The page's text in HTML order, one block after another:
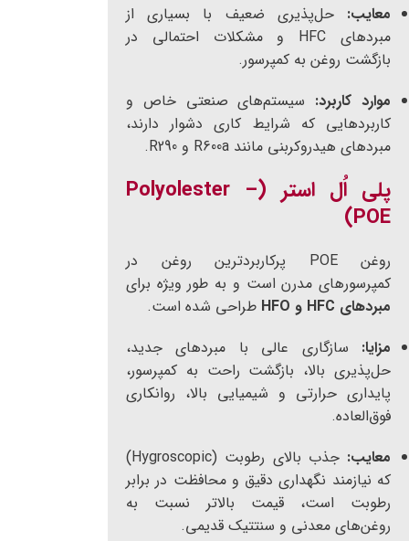
معایب: حل‌پذیری ضعیف با بسیاری از
مبردهای HFC و مشکلات احتمالی در
بازگشت روغن به کمپرسور.
موارد کاربرد: سیستم‌های صنعتی خاص و
کاربردهایی که شرایط کاری دشوار دارند،
مبردهای هیدروکربنی مانند R600a و R290.
پلی اُل استر (Polyolester –
POE)
روغن POE پرکاربردترین روغن در
کمپرسورهای مدرن است و به طور ویژه برای
مبردهای HFC و HFO
طراحی شده است.
مزایا: سازگاری عالی با مبردهای جدید،
حل‌پذیری بالا، بازگشت راحت به کمپرسور،
پایداری حرارتی و شیمیایی بالا، روانکاری
فوق‌العاده.
معایب:
جذب بالای رطوبت (Hygroscopic)
که نیازمند نگهداری دقیق و محافظت در برابر
رطوبت است، قیمت بالاتر نسبت به
روغن‌های معدنی و سنتتیک قدیمی.